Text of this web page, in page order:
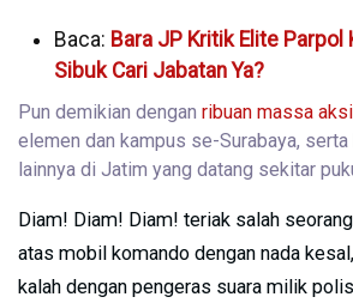
Baca: Bara JP Kritik Elite
Sibuk Cari Jabatan Ya?
Pun demikian dengan ribuan massa aksi
elemen dan kampus se-Surabaya,
lainnya di Jatim yang datang sekitar
Diam! Diam! Diam! teriak salah
atas mobil komando dengan nada
kalah dengan pengeras suara milik